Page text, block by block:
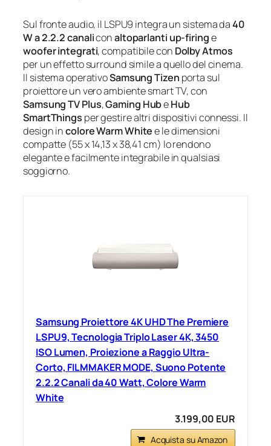
Sul fronte audio, il LSPU9 integra un sistema da40
W a 2.2.2 canaliconaltoparlanti up-firinge
woofer integrati, compatibile con Dolby Atmos
per un effetto surround simile a quello del cinema.
Il sistema operativoSamsung Tizen porta sul
proiettore un vero ambiente smart TV, con
Samsung TV Plus,Gaming HubeHub
SmartThings per gestire altri dispositivi connessi. Il
design incolore Warm Whitee le dimensioni
compatte (55 x 14,13 x 38,41 cm) lo rendono
elegante e facilmente integrabile in qualsiasi
soggiorno.
Samsung Proiettore 4K UHD The Premiere
LSPU9, Tecnologia Triplo Laser 4K, 3450
ISO Lumen, Proiezione a Raggio Ultra-
Corto, FILMMAKER MODE, Suono Potente
2.2.2 Canali da 40 Watt, Colore Warm
White
3.199,00 EUR
Acquista su Amazon